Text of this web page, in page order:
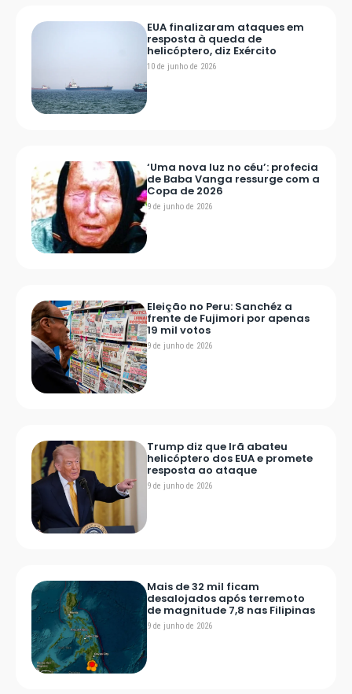
EUA finalizaram ataques em
resposta à queda de
helicóptero, diz Exército
10 de junho de 2026
‘Uma nova luz no céu’: profecia
de Baba Vanga ressurge com a
Copa de 2026
9 de junho de 2026
Eleição no Peru: Sanchéz a
frente de Fujimori por apenas
19 mil votos
9 de junho de 2026
Trump diz que Irã abateu
helicóptero dos EUA e promete
resposta ao ataque
9 de junho de 2026
Mais de 32 mil ficam
desalojados após terremoto
de magnitude 7,8 nas Filipinas
9 de junho de 2026